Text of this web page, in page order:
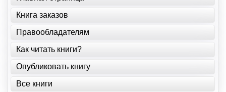
Книга заказов
Правообладателям
Как читать книги?
Опубликовать книгу
Все книги